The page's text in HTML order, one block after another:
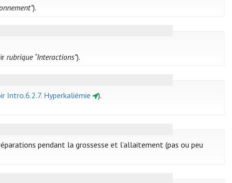
).
rubrique “Interactions”).
Intro.6.2.7. Hyperkaliémie
).
pendant la grossesse et l’allaitement (pas ou peu